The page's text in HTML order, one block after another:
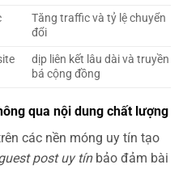
Tăng traffic và tỷ lệ chuyển
đổi
dịp liên kết lâu dài và truyền
bá cộng đồng
qua nội dung chất lượng
các nền móng uy tín tạo
post uy tínbảo đảm bài